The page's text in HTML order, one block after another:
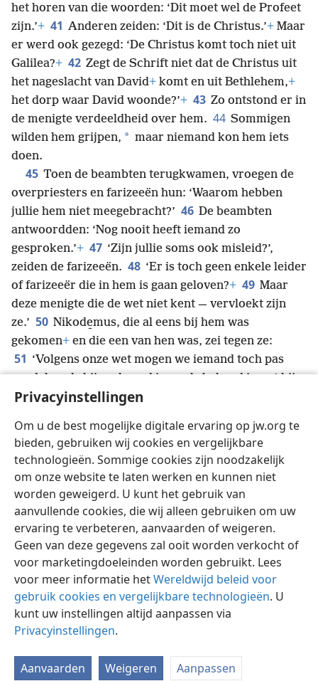
Privacyinstellingen
Om u de best mogelijke digitale ervaring op jw.org te
bieden, gebruiken wij cookies en vergelijkbare
technologieën. Sommige cookies zijn noodzakelijk
om onze website te laten werken en kunnen niet
worden geweigerd. U kunt het gebruik van
aanvullende cookies, die wij alleen gebruiken om uw
ervaring te verbeteren, aanvaarden of weigeren.
Geen van deze gegevens zal ooit worden verkocht of
voor marketingdoeleinden worden gebruikt. Lees
voor meer informatie hetWereldwijd beleid voor
gebruik cookies en vergelijkbare technologieën. U
kunt uw instellingen altijd aanpassen via
Privacyinstellingen.
Aanvaarden Weigeren Aanpassen
het horen van die woorden: ‘Dit moet wel de Profeet
zijn.’+ 41 Anderen zeiden: ‘Dit is de Christus.’+ Maar
er werd ook gezegd: ‘De Christus komt toch niet uit
Galilea?+ 42 Zegt de Schrift niet dat de Christus uit
het nageslacht van David+ komt en uit Bethlehem,+
het dorp waar David woonde?’+ 43 Zo ontstond er in
de menigte verdeeldheid over hem. 44 Sommigen
wilden hem grijpen, * maar niemand kon hem iets
doen.
45 Toen de beambten terugkwamen, vroegen de
overpriesters en farizeeën hun: ‘Waarom hebben
jullie hem niet meegebracht?’ 46 De beambten
antwoordden: ‘Nog nooit heeft iemand zo
gesproken.’+ 47 ‘Zijn jullie soms ook misleid?’,
zeiden de farizeeën. 48 ‘Er is toch geen enkele leider
of farizeeër die in hem is gaan geloven?+ 49 Maar
deze menigte die de wet niet kent — vervloekt zijn
ze.’ 50 Nikode̱mus, die al eens bij hem was
gekomen+ en die een van hen was, zei tegen ze:
51 ‘Volgens onze wet mogen we iemand toch pas
oordelen als hij verhoord is en als bekend is wat hij
heeft gedaan?’+ 52 Daarop zeiden ze tegen hem:
zul je zien dat er uit Galilea geen enkele profeet zal
komen.’ +
Nederlands Delen Instellingen
Copyright © 2026 Watch Tower Bible and Tract Society of Pennsylvania
Gebruiksvoorwaarden Privacybeleid
Privacyinstellingen
JW.ORG
Inloggen